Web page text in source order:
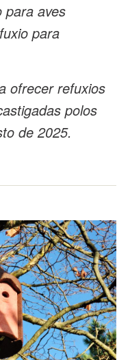
para aves
para
ofrecer refuxios
polos
de 2025.